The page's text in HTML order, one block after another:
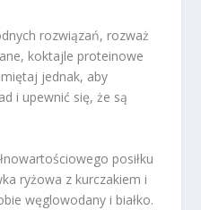
rozwiązań, rozważ
koktajle proteinowe
jednak, aby
i upewnić się, że są
posiłku
ryżowa z kurczakiem i
węglowodany i białko.